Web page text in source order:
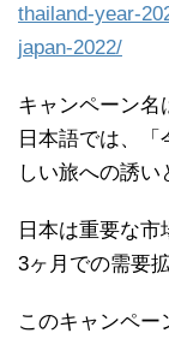
thailand-year-
japan-2022/
キャンペーン名
日本語では、
しい旅への誘い
日本は重要な
3ヶ月での需要
このキャンペー